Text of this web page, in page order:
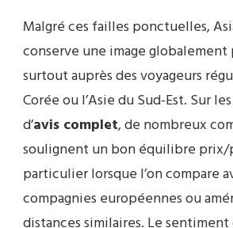
Malgré ces failles ponctuelles,
conserve une image
surtout auprès des voyageurs
Corée ou l’Asie du Sud-Est. Sur
d’avis complet, de nombreux
soulignent un bon équilibre prix/
particulier lorsque l’on compare
compagnies européennes ou